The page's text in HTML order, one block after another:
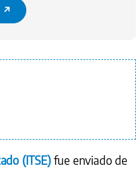
↗️
(ITSE) fue enviado de